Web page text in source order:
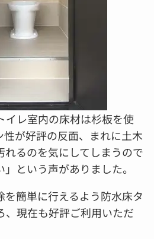
イレ室内の床材は杉板を使
性が好評の反面、まれに土木
れるのを気にしてしまうので
」という声がありました。
を簡単に行えるよう防水床タ
、現在も好評ご利用いただ